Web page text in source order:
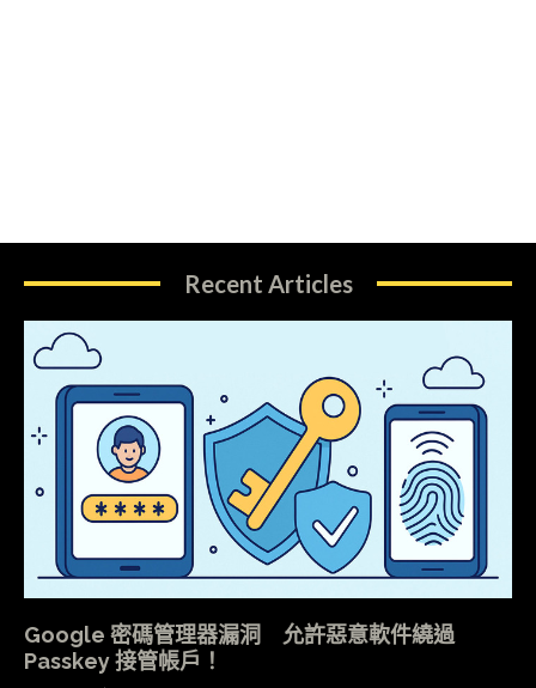
Recent Articles
Google 密碼管理器漏洞 允許惡意軟件繞過
Passkey 接管帳戶！